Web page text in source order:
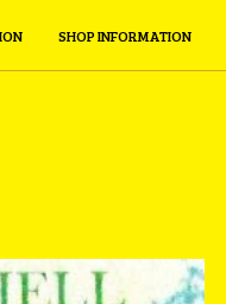
SHOP INFORMATION